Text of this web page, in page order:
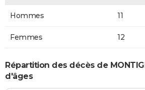
Hommes 11
Femmes 12
Répartition des décès de
d'âges